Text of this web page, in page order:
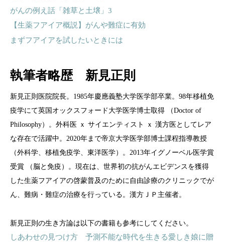
がんの例え話「雑草と土壌」 3
【生薬フアイア概説】がんや難症に有効
まずフアイアを試したいときには
執筆者略歴 新見正則
新見正則医院院長。1985年慶應義塾大学医学部卒業。98年移植免
疫学にて英国オックスフォード大学医学博士取得 （Doctor of
Philosophy）。外科医 ｘ サイエンティスト ｘ 漢方医としてレア
な存在で活躍中。2020年まで帝京大学医学部博士課程指導教授
（外科学、移植免疫学、東洋医学）。2013年イグノーベル医学賞
受賞 （脳と免疫）。現在は、世界初の抗がんエビデンスを獲得
した生薬フアイアの啓蒙普及のために自由診療のクリニックでが
ん、難病・難症の治療を行っている。漢方ＪＰ主催者。
新見正則の生き方論は以下の書籍も参考にしてください。
しあわせの見つけ方 予測不能な時代を生きる愛しき娘に贈